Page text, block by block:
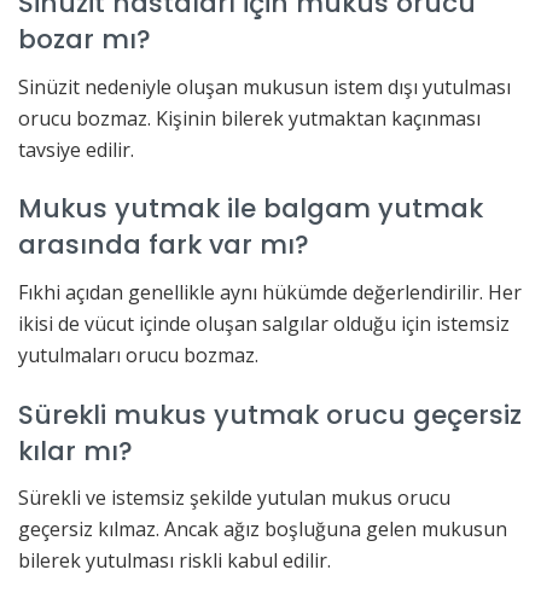
bozar mı?
Sinüzit nedeniyle oluşan mukusun istem dışı yutulması
orucu bozmaz. Kişinin bilerek yutmaktan kaçınması
tavsiye edilir.
Mukus yutmak ile balgam yutmak
arasında fark var mı?
Fıkhi açıdan genellikle aynı hükümde değerlendirilir. Her
ikisi de vücut içinde oluşan salgılar olduğu için istemsiz
yutulmaları orucu bozmaz.
Sürekli mukus yutmak orucu geçersiz
kılar mı?
Sürekli ve istemsiz şekilde yutulan mukus orucu
geçersiz kılmaz. Ancak ağız boşluğuna gelen mukusun
bilerek yutulması riskli kabul edilir.